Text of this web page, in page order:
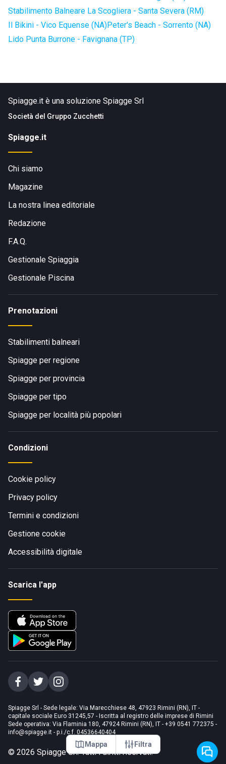
Mappa Filtra
Stabilimento Balneare La Scogliera - Santa Severa (RM)
Il Bikini - Vico Equense (NA)Peter's Beach - Sorrento (NA)
Lido Punta Burrone - Favignana (TP)
Spiagge.it è una soluzione Spiagge Srl
Società del Gruppo Zucchetti
Spiagge.it
Chi siamo
Magazine
La nostra linea editoriale
Redazione
F.A.Q.
Gestionale Spiaggia
Gestionale Piscina
Prenotazioni
Stabilimenti balneari
Spiagge per regione
Spiagge per provincia
Spiagge per tipo
Spiagge per località più popolari
Condizioni
Cookie policy
Privacy policy
Termini e condizioni
Gestione cookie
Accessibilità digitale
Scarica l'app
Spiagge Srl - Sede legale: Via Marecchiese 48, 47923 Rimini (RN), IT -
capitale sociale Euro 31245,57 - Iscritta al registro delle imprese di Rimini
Sede operativa: Via Flaminia 180, 47924 Rimini (RN), IT - +39 0541 772375 -
info@spiagge.it - p.i./c.f. 04536640404
© 2026 Spiagge Srl. Tutti i diritti riservati.